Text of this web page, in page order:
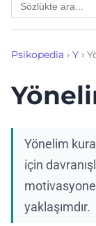
Psikopedia › Y ›
Yönelim
için
yaklaşımdır.